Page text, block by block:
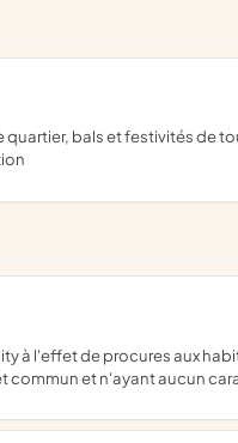
commun et n'ayant aucun